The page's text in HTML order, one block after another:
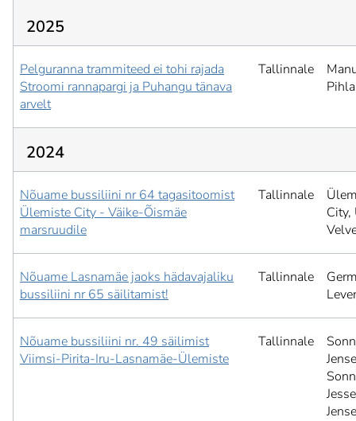
2025
Pelguranna trammiteed ei tohi rajada
Stroomi rannapargi ja Puhangu tänava
arvelt
Tallinnale
2024
Nõuame bussiliini nr 64 tagasitoomist
Ülemiste City - Väike-Õismäe
marsruudile
Tallinnale
City,
Nõuame Lasnamäe jaoks hädavajaliku
bussiliini nr 65 säilitamist!
Tallinnale
Nõuame bussiliini nr. 49 säilimist
Viimsi-Pirita-Iru-Lasnamäe-Ülemiste
Tallinnale